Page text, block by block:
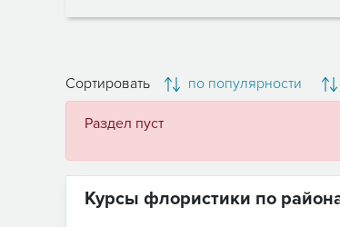
Сортировать по популярности
Раздел пуст
Курсы флористики по